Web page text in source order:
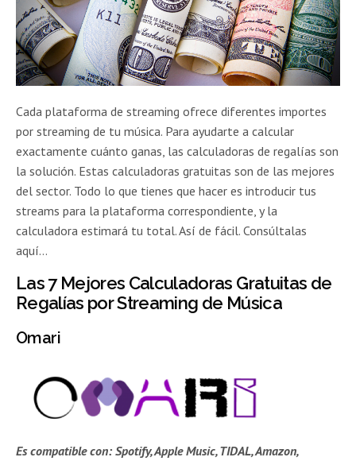
Cada plataforma de streaming ofrece diferentes importes
por streaming de tu música. Para ayudarte a calcular
exactamente cuánto ganas, las calculadoras de regalías son
la solución. Estas calculadoras gratuitas son de las mejores
del sector. Todo lo que tienes que hacer es introducir tus
streams para la plataforma correspondiente, y la
calculadora estimará tu total. Así de fácil. Consúltalas
aquí…
Las 7 Mejores Calculadoras Gratuitas de
Regalías por Streaming de Música
Omari
Es compatible con:Spotify, Apple Music, TIDAL, Amazon,